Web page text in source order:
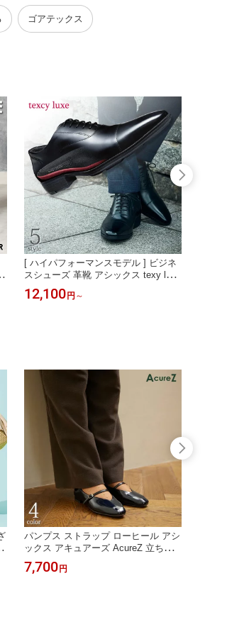
0代 膝 外反母趾 おしゃれ メッシュ 軽
量 ]
ゴアテックス
[ ハイパフォーマンスモデル ] ビジネ
スシューズ 革靴 アシックス texy luxe
テクシーリュクス 走れる革靴 スニー
カー メンズ [ 本革 ストレートチップ
12,100 円 ～
パンプス ストラップ ローヒール アシ
ックス アキュアーズ AcureZ 立ち仕
事 パンプス 歩行を快適にサポート 靴
レディース メリージェーン [ 歩きや
7,700 円